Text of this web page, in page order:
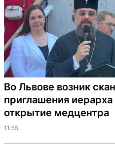
Во Львове возник
приглашения
открытие медцентра
11:55